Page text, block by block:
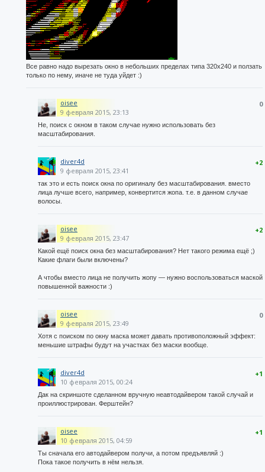
Все равно надо вырезать окно в небольших пределах типа 320х240 и ползать
только по нему, иначе не туда уйдет :)
0
oisee
9 февраля 2015, 23:13
Не, поиск с окном в таком случае нужно использовать без
масштабирования.
+2
diver4d
9 февраля 2015, 23:41
так это и есть поиск окна по оригиналу без масштабирования. вместо
лица лучше всего, например, конвертится жопа. т.е. в данном случае
волосы.
+2
oisee
9 февраля 2015, 23:47
Какой ещё поиск окна без масштабирования? Нет такого режима ещё ;)
Какие флаги были включены?
А чтобы вместо лица не получить жопу — нужно воспользоваться маской
повышенной важности :)
0
oisee
9 февраля 2015, 23:49
Хотя с поиском по окну маска может давать противоположный эффект:
меньшие штрафы будут на участках без маски вообще.
+1
diver4d
10 февраля 2015, 00:24
Дак на скриншоте сделанном вручную неавтодайвером такой случай и
проиллюстрирован. Ферштейн?
+1
oisee
10 февраля 2015, 04:59
Ты сначала его автодайвером получи, а потом предъявляй :)
Пока такое получить в нём нельзя.